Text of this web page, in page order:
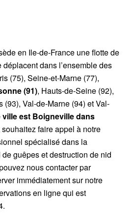
en Ile-de-France une flotte de
dans l’ensemble des
(75), Seine-et-Marne (77),
(91), Hauts-de-Seine (92),
(93), Val-de-Marne (94) et Val-
ville est Boignevilledans
souhaitez faire appel à notre
spécialisé dans la
guêpes et destruction de nid
nous contacter par
immédiatement sur notre
en ligne qui est